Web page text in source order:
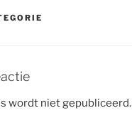
wordt niet gepubliceerd.